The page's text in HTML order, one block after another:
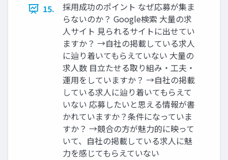
15.
採⽤成功のポイント なぜ応募が集ま
らないのか？ Google検索 ⼤量の求
⼈サイト ⾒られるサイトに出せてい
ますか？ →⾃社の掲載している求⼈
に辿り着いてもらえていない ⼤量の
求⼈数 ⽬⽴たせる取り組み‧⼯夫‧
運⽤をしていますか？ →⾃社の掲載
している求⼈に辿り着いてもらえて
いない 応募したいと思える情報が書
かれていますか？条件になっていま
すか？ →競合の⽅が魅⼒的に映って
いて、⾃社の掲載している求⼈に魅
⼒を感じてもらえていない